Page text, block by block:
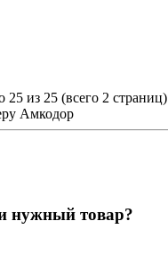
25 из 25 (всего 2 страниц)
нужный товар?